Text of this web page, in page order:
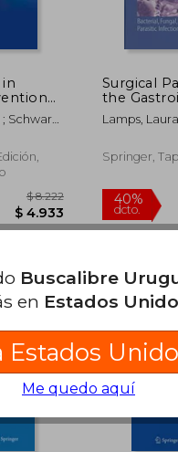
(en
Schwarz,
$ 4.933
Surgical
the
System:
Fungal,
Inglés)
Lamps,
Springer,
Buscalibre
en Estados
Estados
Me quedo aquí